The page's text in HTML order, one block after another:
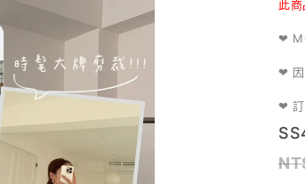
此
❤
❤
❤ 訂